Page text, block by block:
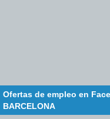
Ofertas de empleo en
BARCELONA